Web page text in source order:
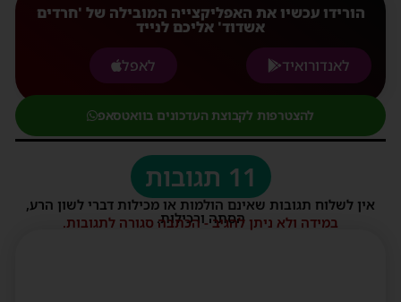
הורידו עכשיו את האפליקצייה המובילה של 'חרדים
אשדוד' אליכם לנייד
לאנדורואיד
לאפל
להצטרפות לקבוצת העדכונים בוואטסאפ
11 תגובות
אין לשלוח תגובות שאינם הולמות או מכילות דברי לשון הרע,
הסתה ורכילות.
במידה ולא ניתן להגיב - הכתבה סגורה לתגובות.